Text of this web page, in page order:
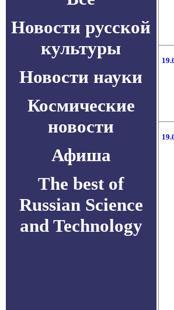
Новости русской
культуры
Новости науки
Космические
новости
Афиша
The best of
Russian Science
and Technology